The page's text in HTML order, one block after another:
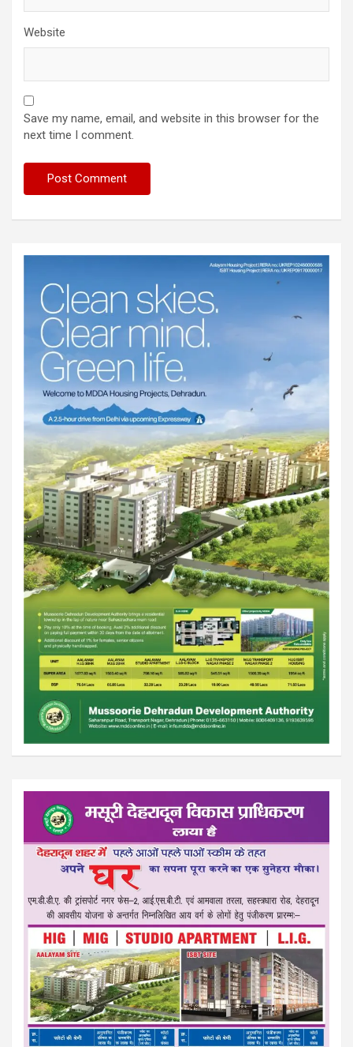
Website
Save my name, email, and website in this browser for the
next time I comment.